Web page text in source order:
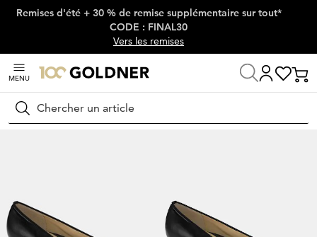
Passer la navigation, aller directement au contenu
Remises d'été + 30 % de remise supplémentaire sur tout*
CODE : FINAL30
Vers les remises
MENU
Rechercher
Maison Chaussures & accessoires